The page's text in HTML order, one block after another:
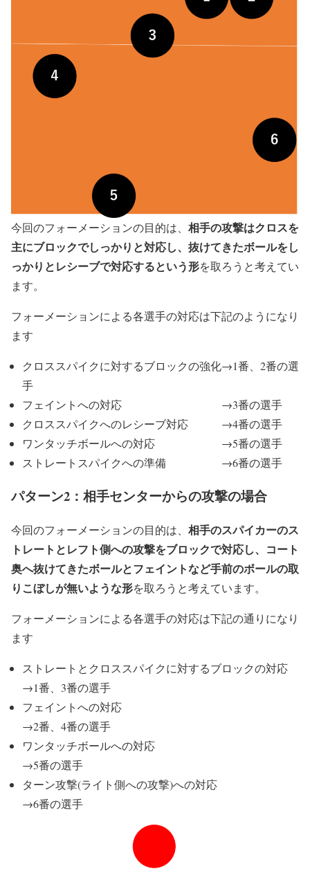
今回のフォーメーションの目的は、 相手の攻撃はクロスを
主にブロックでしっかりと対応し、抜けてきたボールをし
っかりとレシーブで対応するという形を取ろうと考えてい
ます。
フォーメーションによる各選手の対応は下記のようになり
ます
クロススパイクに対するブロックの強化→1番、2番の選
手
フェイントへの対応 →3番の選手
クロススパイクへのレシーブ対応 →4番の選手
ワンタッチボールへの対応 →5番の選手
ストレートスパイクへの準備 →6番の選手
パターン2：相手センターからの攻撃の場合
今回のフォーメーションの目的は、 相手のスパイカーのス
トレートとレフト側への攻撃をブロックで対応し、コート
奥へ抜けてきたボールとフェイントなど手前のボールの取
りこぼしが無いような形を取ろうと考えています。
フォーメーションによる各選手の対応は下記の通りになり
ます
ストレートとクロススパイクに対するブロックの対応
→1番、3番の選手
フェイントへの対応
→2番、4番の選手
ワンタッチボールへの対応
→5番の選手
ターン攻撃(ライト側への攻撃)への対応
→6番の選手